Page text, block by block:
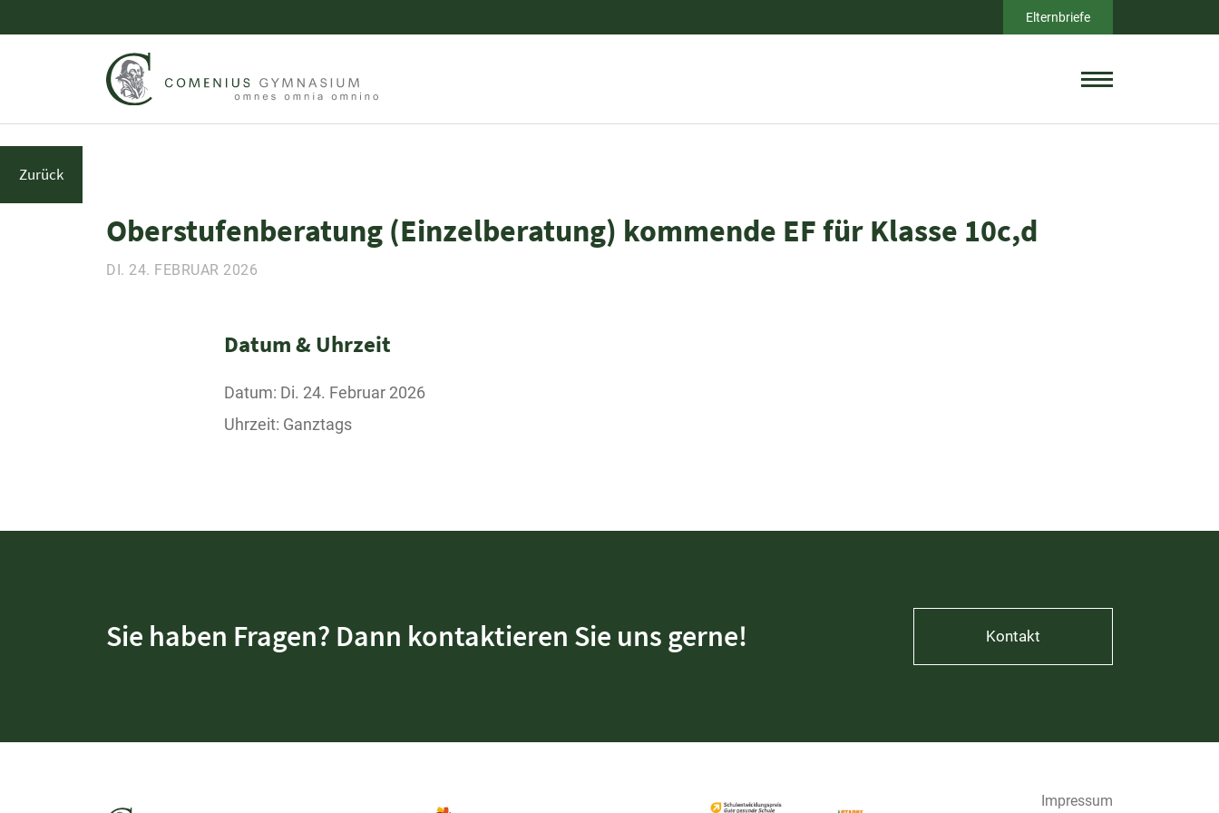
Elternbriefe
Zurück
Oberstufenberatung (Einzelberatung) kommende EF für Klasse 10c,d
DI. 24. FEBRUAR 2026
Datum & Uhrzeit
Datum: Di. 24. Februar 2026
Uhrzeit: Ganztags
Sie haben Fragen? Dann kontaktieren Sie uns gerne! Kontakt
Impressum